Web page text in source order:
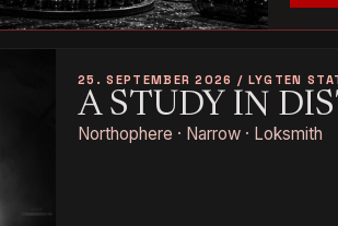
25. SEPTEMBER 2026 / LYGTEN
A STUDY IN
Northophere · Narrow · Loksmith